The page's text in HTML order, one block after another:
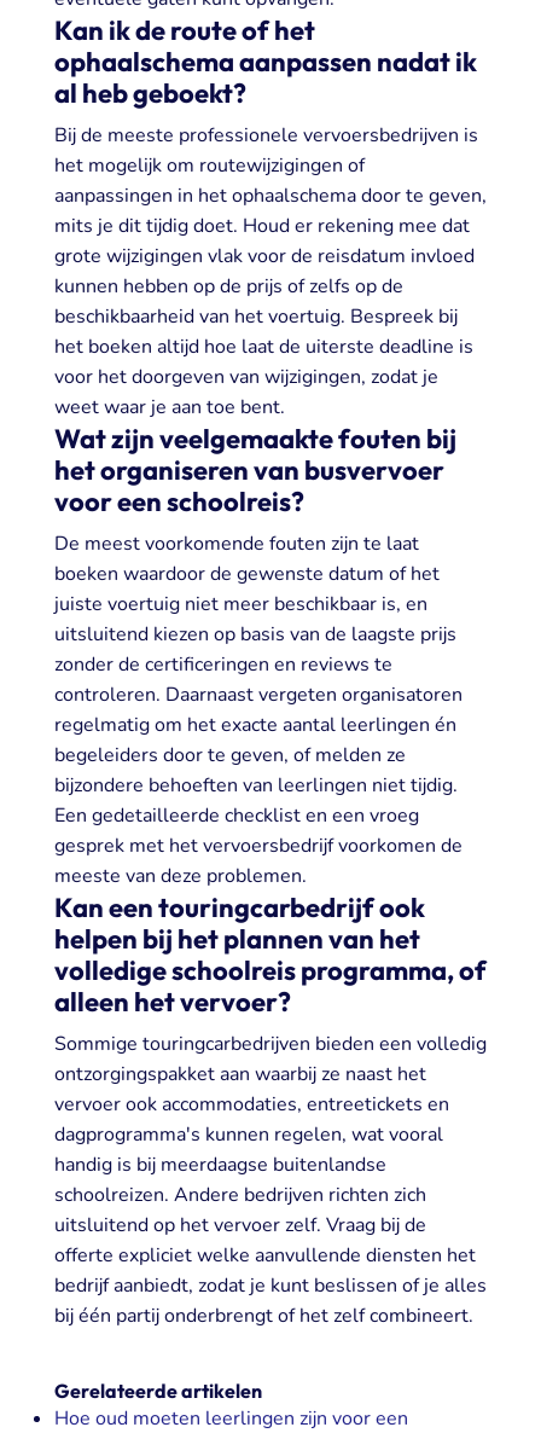
Kan ik de route of het
ophaalschema aanpassen nadat ik
al heb geboekt?
Bij de meeste professionele vervoersbedrijven is
het mogelijk om routewijzigingen of
aanpassingen in het ophaalschema door te geven,
mits je dit tijdig doet. Houd er rekening mee dat
grote wijzigingen vlak voor de reisdatum invloed
kunnen hebben op de prijs of zelfs op de
beschikbaarheid van het voertuig. Bespreek bij
het boeken altijd hoe laat de uiterste deadline is
voor het doorgeven van wijzigingen, zodat je
weet waar je aan toe bent.
Wat zijn veelgemaakte fouten bij
het organiseren van busvervoer
voor een schoolreis?
De meest voorkomende fouten zijn te laat
boeken waardoor de gewenste datum of het
juiste voertuig niet meer beschikbaar is, en
uitsluitend kiezen op basis van de laagste prijs
zonder de certificeringen en reviews te
controleren. Daarnaast vergeten organisatoren
regelmatig om het exacte aantal leerlingen én
begeleiders door te geven, of melden ze
bijzondere behoeften van leerlingen niet tijdig.
Een gedetailleerde checklist en een vroeg
gesprek met het vervoersbedrijf voorkomen de
meeste van deze problemen.
Kan een touringcarbedrijf ook
helpen bij het plannen van het
volledige schoolreis programma, of
alleen het vervoer?
Sommige touringcarbedrijven bieden een volledig
ontzorgingspakket aan waarbij ze naast het
vervoer ook accommodaties, entreetickets en
dagprogramma's kunnen regelen, wat vooral
handig is bij meerdaagse buitenlandse
schoolreizen. Andere bedrijven richten zich
uitsluitend op het vervoer zelf. Vraag bij de
offerte expliciet welke aanvullende diensten het
bedrijf aanbiedt, zodat je kunt beslissen of je alles
bij één partij onderbrengt of het zelf combineert.
Gerelateerde artikelen
Hoe oud moeten leerlingen zijn voor een